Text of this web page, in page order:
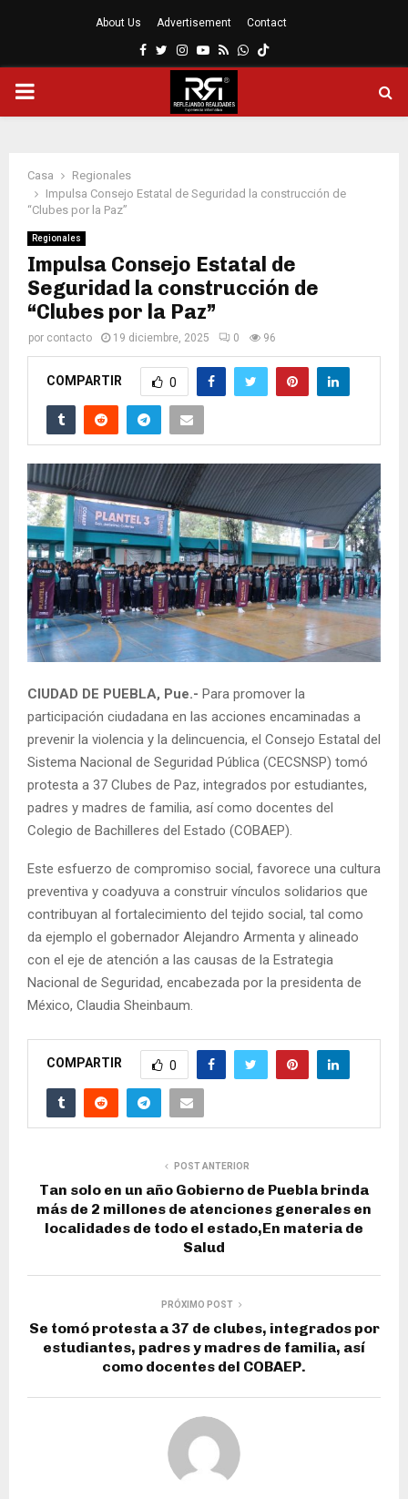
About Us Advertisement Contact
Facebook
Twitter
Instagram
Youtube
RssWhatsapp
MENÚ
Casa
Regionales
Impulsa Consejo Estatal de Seguridad la construcción de
“Clubes por la Paz”
Regionales
Impulsa Consejo Estatal de
Seguridad la construcción de
“Clubes por la Paz”
por contacto 19 diciembre, 2025 0 96
COMPARTIR 0
CIUDAD DE PUEBLA, Pue.- Para promover la
participación ciudadana en las acciones encaminadas a
prevenir la violencia y la delincuencia, el Consejo Estatal del
Sistema Nacional de Seguridad Pública (CECSNSP) tomó
protesta a 37 Clubes de Paz, integrados por estudiantes,
padres y madres de familia, así como docentes del
Colegio de Bachilleres del Estado (COBAEP).
Este esfuerzo de compromiso social, favorece una cultura
preventiva y coadyuva a construir vínculos solidarios que
contribuyan al fortalecimiento del tejido social, tal como
da ejemplo el gobernador Alejandro Armenta y alineado
con el eje de atención a las causas de la Estrategia
Nacional de Seguridad, encabezada por la presidenta de
México, Claudia Sheinbaum.
COMPARTIR 0
POST ANTERIOR
Tan solo en un año Gobierno de Puebla brinda
más de 2 millones de atenciones generales en
localidades de todo el estado,En materia de
Salud
PRÓXIMO POST
Se tomó protesta a 37 de clubes, integrados por
estudiantes, padres y madres de familia, así
como docentes del COBAEP.